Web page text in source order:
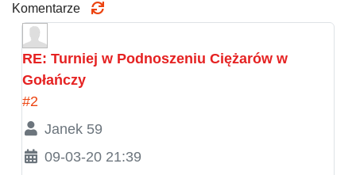
Komentarze
RE: Turniej w Podnoszeniu Ciężarów w
Gołańczy
#2
Janek 59
09-03-20 21:39